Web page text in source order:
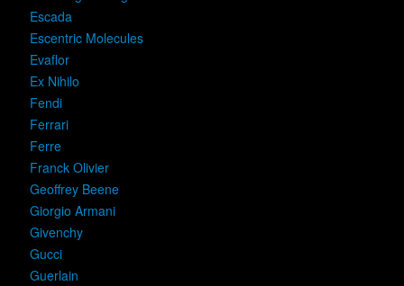
Escada
Escentric Molecules
Evaflor
Ex Nihilo
Fendi
Ferrari
Ferre
Franck Olivier
Geoffrey Beene
Giorgio Armani
Givenchy
Gucci
Guerlain